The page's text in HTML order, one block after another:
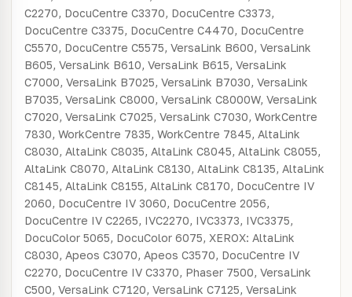
C2270, DocuCentre C3370, DocuCentre C3373,
DocuCentre C3375, DocuCentre C4470, DocuCentre
C5570, DocuCentre C5575, VersaLink B600, VersaLink
B605, VersaLink B610, VersaLink B615, VersaLink
C7000, VersaLink B7025, VersaLink B7030, VersaLink
B7035, VersaLink C8000, VersaLink C8000W, VersaLink
C7020, VersaLink C7025, VersaLink C7030, WorkCentre
7830, WorkCentre 7835, WorkCentre 7845, AltaLink
C8030, AltaLink C8035, AltaLink C8045, AltaLink C8055,
AltaLink C8070, AltaLink C8130, AltaLink C8135, AltaLink
C8145, AltaLink C8155, AltaLink C8170, DocuCentre IV
2060, DocuCentre IV 3060, DocuCentre 2056,
DocuCentre IV C2265, IVC2270, IVC3373, IVC3375,
DocuColor 5065, DocuColor 6075, XEROX: AltaLink
C8030, Apeos C3070, Apeos C3570, DocuCentre IV
C2270, DocuCentre IV C3370, Phaser 7500, VersaLink
C500, VersaLink C7120, VersaLink C7125, VersaLink